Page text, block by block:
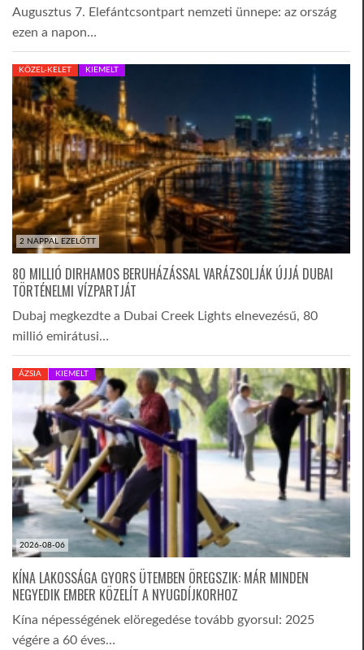
Augusztus 7. Elefántcsontpart nemzeti ünnepe: az ország
ezen a napon…
2 NAPPAL EZELŐTT
KÖZEL-KELET KIEMELT
80 MILLIÓ DIRHAMOS BERUHÁZÁSSAL VARÁZSOLJÁK ÚJJÁ DUBAI
TÖRTÉNELMI VÍZPARTJÁT
Dubaj megkezdte a Dubai Creek Lights elnevezésű, 80
millió emirátusi…
2026-08-06
ÁZSIA KIEMELT
KÍNA LAKOSSÁGA GYORS ÜTEMBEN ÖREGSZIK: MÁR MINDEN
NEGYEDIK EMBER KÖZELÍT A NYUGDÍJKORHOZ
Kína népességének elöregedése tovább gyorsul: 2025
végére a 60 éves…